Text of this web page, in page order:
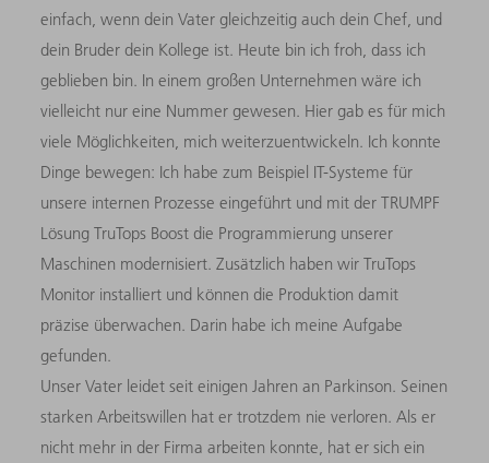
einfach, wenn dein Vater gleichzeitig auch dein Chef, und
dein Bruder dein Kollege ist. Heute bin ich froh, dass ich
geblieben bin. In einem großen Unternehmen wäre ich
vielleicht nur eine Nummer gewesen. Hier gab es für mich
viele Möglichkeiten, mich weiterzuentwickeln. Ich konnte
Dinge bewegen: Ich habe zum Beispiel IT-Systeme für
unsere internen Prozesse eingeführt und mit der TRUMPF
Lösung TruTops Boost die Programmierung unserer
Maschinen modernisiert. Zusätzlich haben wir TruTops
Monitor installiert und können die Produktion damit
präzise überwachen. Darin habe ich meine Aufgabe
gefunden.
Unser Vater leidet seit einigen Jahren an Parkinson. Seinen
starken Arbeitswillen hat er trotzdem nie verloren. Als er
nicht mehr in der Firma arbeiten konnte, hat er sich ein